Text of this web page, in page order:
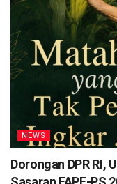
NEWS
Dorongan DPR RI,